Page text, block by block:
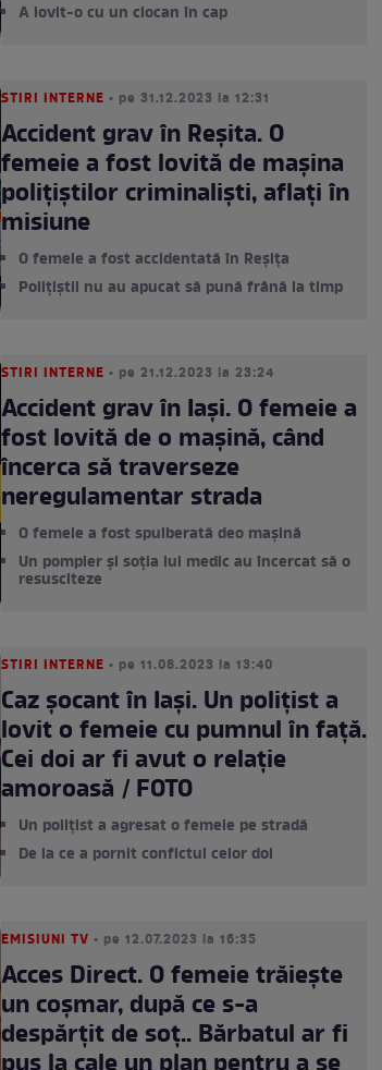
A lovit-o cu un ciocan în cap
STIRI INTERNE • pe 31.12.2023 la 12:31
Accident grav în Reșita. O
femeie a fost lovită de mașina
polițiștilor criminaliști, aflați în
misiune
O femeie a fost accidentată în Reșița
Polițiștii nu au apucat să pună frână la timp
STIRI INTERNE • pe 21.12.2023 la 23:24
Accident grav în Iași. O femeie a
fost lovită de o mașină, când
încerca să traverseze
neregulamentar strada
O femeie a fost spulberată deo mașină
Un pompier și soția lui medic au încercat să o
resusciteze
STIRI INTERNE • pe 11.08.2023 la 13:40
Caz șocant în Iași. Un polițist a
lovit o femeie cu pumnul în față.
Cei doi ar fi avut o relație
amoroasă / FOTO
Un polițist a agresat o femeie pe stradă
De la ce a pornit confictul celor doi
EMISIUNI TV • pe 12.07.2023 la 16:35
Acces Direct. O femeie trăiește
un coșmar, după ce s-a
despărțit de soț.. Bărbatul ar fi